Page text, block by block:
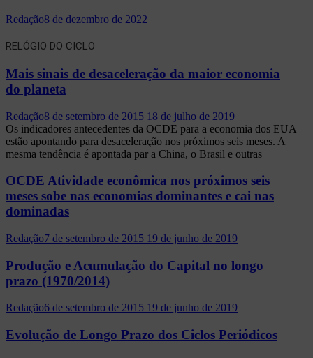
Redação8 de dezembro de 2022
RELÓGIO DO CICLO
Mais sinais de desaceleração da maior economia
do planeta
Redação8 de setembro de 2015 18 de julho de 2019
Os indicadores antecedentes da OCDE para a economia dos EUA
estão apontando para desaceleração nos próximos seis meses. A
mesma tendência é apontada par a China, o Brasil e outras
OCDE Atividade econômica nos próximos seis
meses sobe nas economias dominantes e cai nas
dominadas
Redação7 de setembro de 2015 19 de junho de 2019
Produção e Acumulação do Capital no longo
prazo (1970/2014)
Redação6 de setembro de 2015 19 de junho de 2019
Evolução de Longo Prazo dos Ciclos Periódicos